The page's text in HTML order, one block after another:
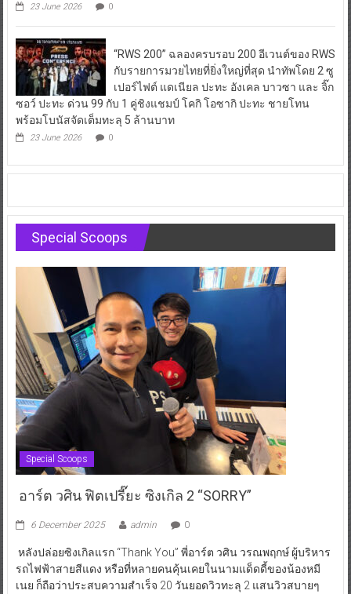
23 June 2026 0
“RWS 200” ฉลองครบรอบ 200 อีเวนต์ของ RWS
กับรายการมวยไทยที่ยิ่งใหญ่ที่สุด นำทัพโดย 2 ซู
เปอร์ไฟต์ แดเนียล ปะทะ อังเคล บาวซา และ จิ๊ก
ซอว์ ปะทะ ด่วน 99 กับ 1 คู่ชิงแชมป์ โคกิ โอซากิ ปะทะ ชายโทน
พร้อมโบนัสจัดเต็มทะลุ 5 ล้านบาท
23 June 2026 0
Special Scoops
Special Scoops
อาร์ต วศิน ฟิตเปรี๊ยะ ซิงเกิล 2 “SORRY”
6 December 2025 admin 0
หลังปล่อยซิงเกิลแรก “Thank You” พี่อาร์ต วศิน วรณพฤกษ์ ผู้บริหาร
รถไฟฟ้าสายสีแดง หรือที่หลายคนคุ้นเคยในนามแด็ดดี้ของน้องหมี
เนย ก็ถือว่าประสบความสำเร็จ 20 วันยอดวิวทะลุ 2 แสนวิวสบายๆ